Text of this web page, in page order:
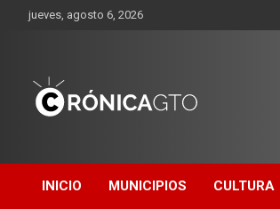
Saltarjueves, agosto 6, 2026
GUANAJUATO
INICIO MUNICIPIOS CULTURA